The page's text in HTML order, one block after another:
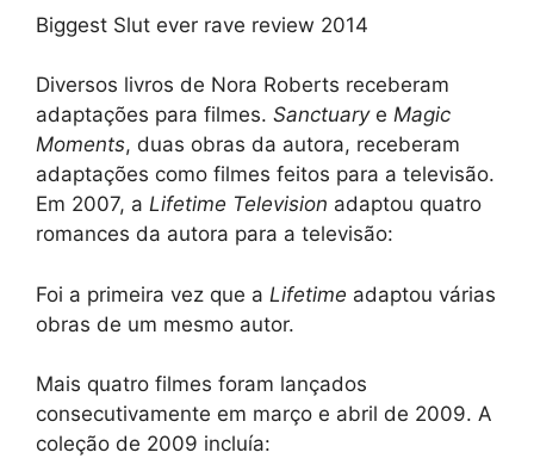
Biggest Slut ever rave review 2014
Diversos livros de Nora Roberts receberam
adaptações para filmes. Sanctuarye Magic
Moments, duas obras da autora, receberam
adaptações como filmes feitos para a televisão.
Em 2007, a Lifetime Television adaptou quatro
romances da autora para a televisão:
Foi a primeira vez que a Lifetime adaptou várias
obras de um mesmo autor.
Mais quatro filmes foram lançados
consecutivamente em março e abril de 2009. A
coleção de 2009 incluía: